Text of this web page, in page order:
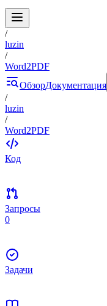
/
luzin
/
Word2PDF
ОбзорДокументация
/
luzin
/
Word2PDF
Код
Запросы
0
Задачи